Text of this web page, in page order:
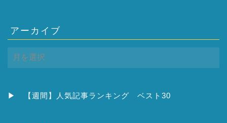
アーカイブ
ー
ブ
▶ 【週間】人気記事ランキング ベスト30